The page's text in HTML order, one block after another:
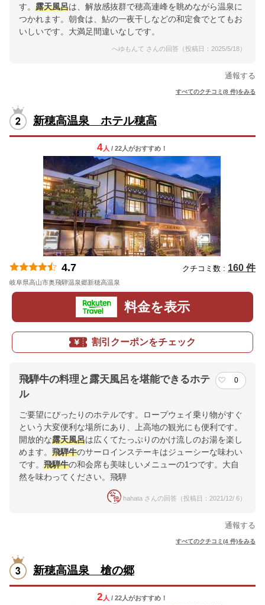
す。 露天風呂は、解放感抜群で穂高連峰を眺めながら温泉に
つかれます。朝食は、鮎の一夜干しなどの和定食でとてもお
いしいです。大満足間違いなしです。
へゆもんて さんの回答（投稿日：2025/5/18）
通報する
すべてのクチコミ(8 件)をみる
新穂高温泉 ホテル穂高
4人 / 22人がおすすめ！
4.7 クチコミ数 : 160 件
岐阜県高山市奥飛騨温泉郷新穂高温泉
料金を表示
割引クーポンをチェック
飛騨牛の料理と露天風呂を堪能できるホテ
ル
0
ご要望にぴったりのホテルです。ロープウェイ乗り物がすぐ
という大変便利な場所にあり、上高地の観光にも便利です。
開放的な露天風呂は広くてたっぷりのかけ流しのお湯を楽し
めます。 飛騨牛のサーロインステーキはジューシーな味わい
です。 飛騨牛の和会席も美味しいメニューの1つです。大自
然を味わってください。飛騨
hahata さんの回答（投稿日：2021/12/ 6）
通報する
すべてのクチコミ(4 件)をみる
新穂高温泉 槍の郷
2 人 / 22人がおすすめ！